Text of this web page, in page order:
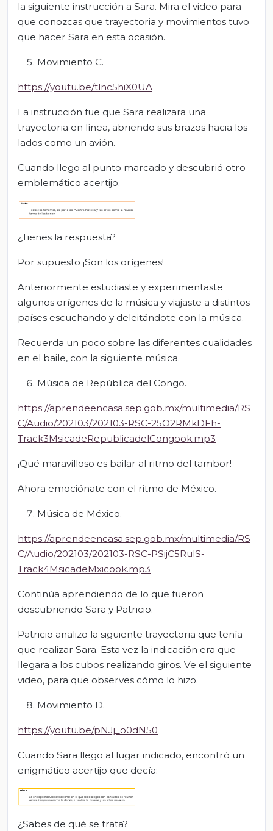
la siguiente instrucción a Sara. Mira el video para
que conozcas que trayectoria y movimientos tuvo
que hacer Sara en esta ocasión.
Movimiento C.
https://youtu.be/tlnc5hiX0UA
La instrucción fue que Sara realizara una
trayectoria en línea, abriendo sus brazos hacia los
lados como un avión.
Cuando llego al punto marcado y descubrió otro
emblemático acertijo.
¿Tienes la respuesta?
Por supuesto ¡Son los orígenes!
Anteriormente estudiaste y experimentaste
algunos orígenes de la música y viajaste a distintos
países escuchando y deleitándote con la música.
Recuerda un poco sobre las diferentes cualidades
en el baile, con la siguiente música.
Música de República del Congo.
https://aprendeencasa.sep.gob.mx/multimedia/RS
C/Audio/202103/202103-RSC-25O2RMkDFh-
Track3MsicadeRepublicadelCongook.mp3
¡Qué maravilloso es bailar al ritmo del tambor!
Ahora emociónate con el ritmo de México.
Música de México.
https://aprendeencasa.sep.gob.mx/multimedia/RS
C/Audio/202103/202103-RSC-PSijC5RulS-
Track4MsicadeMxicook.mp3
Continúa aprendiendo de lo que fueron
descubriendo Sara y Patricio.
Patricio analizo la siguiente trayectoria que tenía
que realizar Sara. Esta vez la indicación era que
llegara a los cubos realizando giros. Ve el siguiente
video, para que observes cómo lo hizo.
Movimiento D.
https://youtu.be/pNJj_o0dN50
Cuando Sara llego al lugar indicado, encontró un
enigmático acertijo que decía:
¿Sabes de qué se trata?